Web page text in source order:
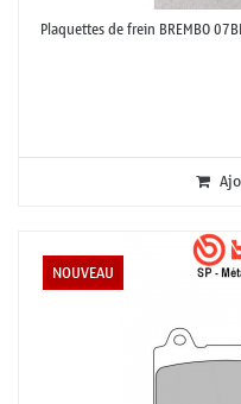
Plaquettes de frein BREMBO
NOUVEAU